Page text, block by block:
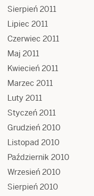
Sierpień 2011
Lipiec 2011
Czerwiec 2011
Maj 2011
Kwiecień 2011
Marzec 2011
Luty 2011
Styczeń 2011
Grudzień 2010
Listopad 2010
Październik 2010
Wrzesień 2010
Sierpień 2010